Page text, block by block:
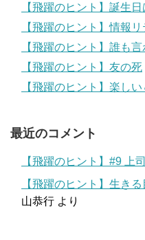
【飛躍のヒント】誕生
【飛躍のヒント】情報
【飛躍のヒント】誰も
【飛躍のヒント】友の死
【飛躍のヒント】楽し
最近のコメント
【飛躍のヒント】#9 上
【飛躍のヒント】生き
山恭行 より